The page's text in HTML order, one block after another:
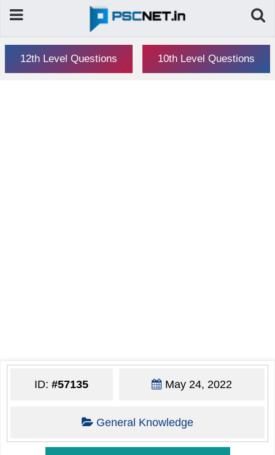
12th Level Questions 10th Level Questions
ID:#57135 May 24, 2022
General Knowledge